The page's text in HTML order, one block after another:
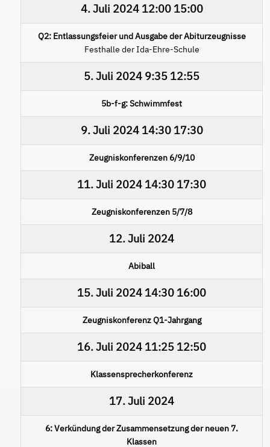
4. Juli 202412:00 15:00
Q2: Entlassungsfeier und Ausgabe der Abiturzeugnisse
Festhalle der Ida-Ehre-Schule
5. Juli 2024 9:35 12:55
5b-f-g: Schwimmfest
9. Juli 202414:30 17:30
Zeugniskonferenzen 6/9/10
11. Juli 2024 14:30 17:30
Zeugniskonferenzen 5/7/8
12. Juli 2024
Abiball
15. Juli 2024 14:30 16:00
Zeugniskonferenz Q1-Jahrgang
16. Juli 2024 11:25 12:50
Klassensprecherkonferenz
17. Juli 2024
6: Verkündung der Zusammensetzung der neuen 7.
Klassen